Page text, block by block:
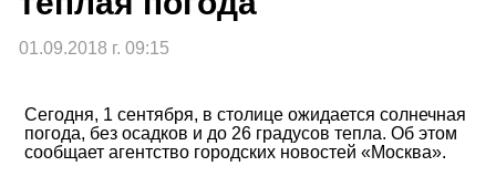
01.09.2018 г. 09:15
Сегодня, 1 сентября, в столице ожидается солнечная
погода, без осадков и до 26 градусов тепла. Об этом
сообщает агентство городских новостей «Москва».